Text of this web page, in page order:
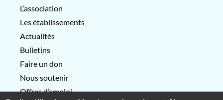
L’association
Les établissements
Actualités
Bulletins
Faire un don
Nous soutenir
Offres d’emploi